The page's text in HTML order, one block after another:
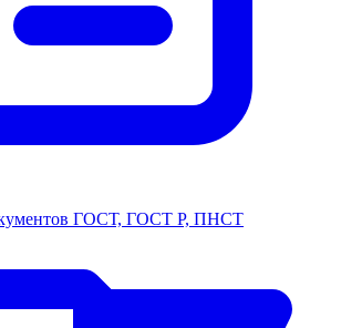
ГОСТ, ГОСТ Р, ПНСТ